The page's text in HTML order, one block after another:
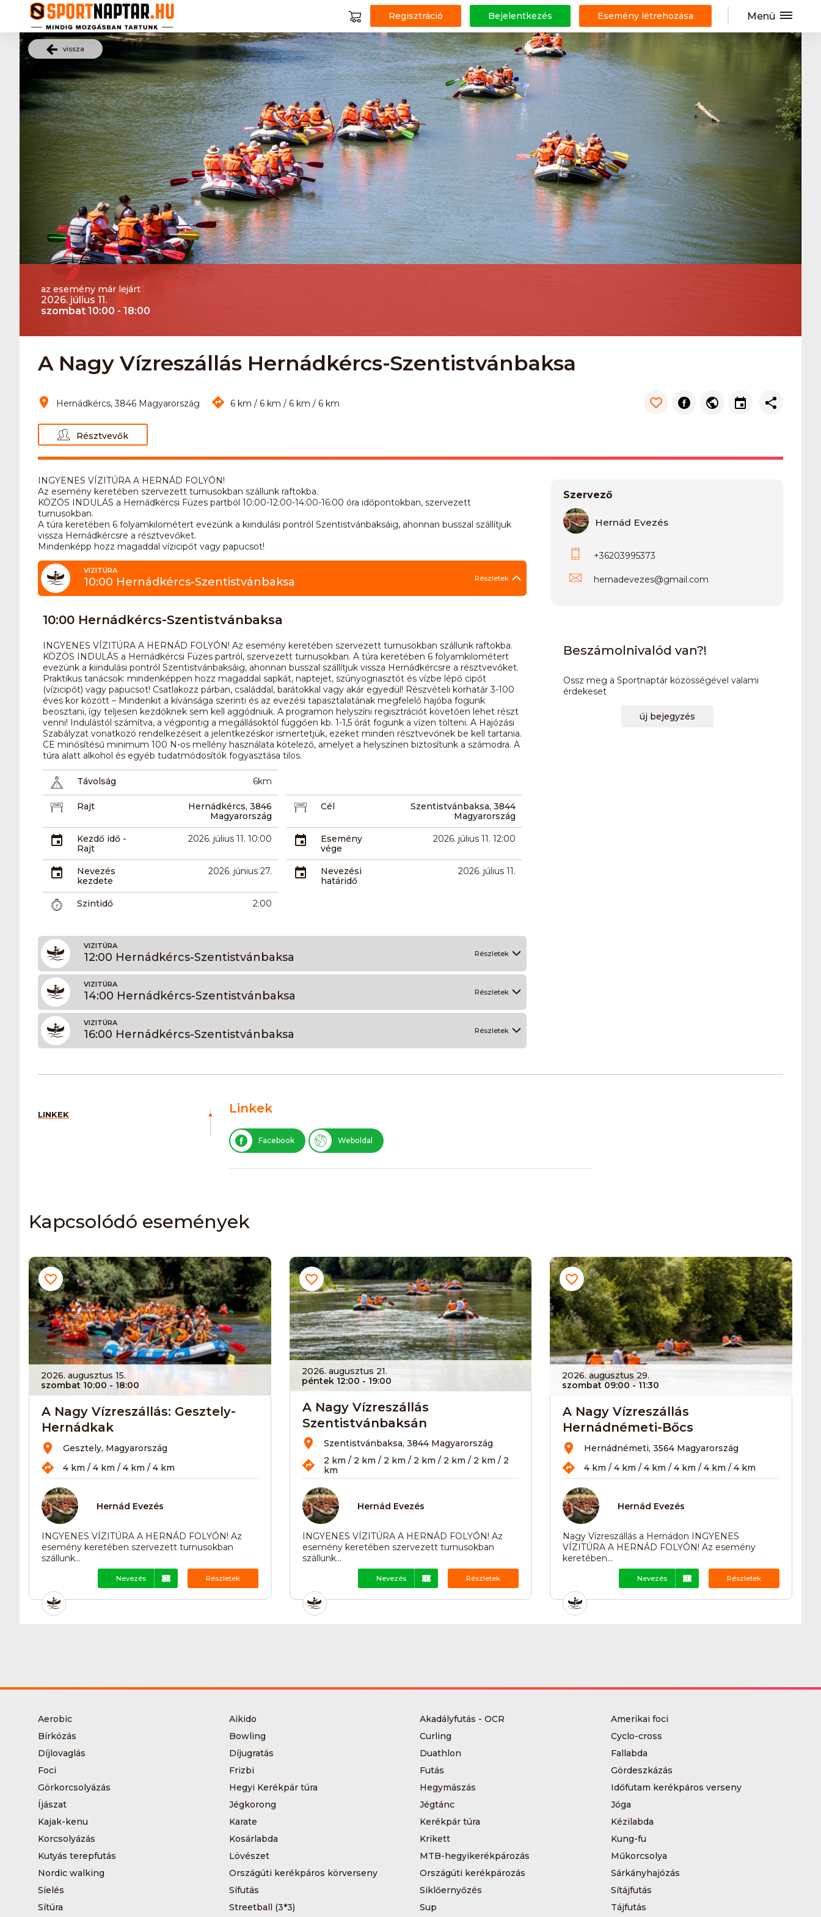
Regisztráció Bejelentkezés Esemény létrehozása Menü
vissza
az esemény már lejárt
2026. július 11.
szombat 10:00 - 18:00
A Nagy Vízreszállás Hernádkércs-Szentistvánbaksa
Hernádkércs, 3846 Magyarország 6 km / 6 km / 6 km / 6 km
Résztvevők
INGYENES VÍZITÚRA A HERNÁD FOLYÓN!
Az esemény keretében szervezett turnusokban szállunk raftokba.
KÖZÖS INDULÁS a Hernádkércsi Füzes partból 10:00-12:00-14:00-16:00 óra időpontokban, szervezett
turnusokban.
A túra keretében 6 folyamkilométert evezünk a kiindulási pontról Szentistvánbaksáig, ahonnan busszal szállítjuk
vissza Hernádkércsre a résztvevőket.
Mindenképp hozz magaddal vízicipőt vagy papucsot!
VIZITÚRA
10:00 Hernádkércs-Szentistvánbaksa Részletek
10:00 Hernádkércs-Szentistvánbaksa
INGYENES VÍZITÚRA A HERNÁD FOLYÓN! Az esemény keretében szervezett turnusokban szállunk raftokba.
KÖZÖS INDULÁS a Hernádkércsi Füzes partról, szervezett turnusokban. A túra keretében 6 folyamkilométert
evezünk a kiindulási pontról Szentistvánbaksáig, ahonnan busszal szállítjuk vissza Hernádkércsre a résztvevőket.
Praktikus tanácsok: mindenképpen hozz magaddal sapkát, naptejet, szúnyogriasztót és vízbe lépő cipőt
(vízicipőt) vagy papucsot! Csatlakozz párban, családdal, barátokkal vagy akár egyedül! Részvételi korhatár 3-100
éves kor között – Mindenkit a kívánsága szerinti és az evezési tapasztalatának megfelelő hajóba fogunk
beosztani, így teljesen kezdőknek sem kell aggódniuk. A programon helyszíni regisztrációt követően lehet részt
venni! Indulástól számítva, a végpontig a megállásoktól függően kb. 1-1,5 órát fogunk a vízen tölteni. A Hajózási
Szabályzat vonatkozó rendelkezéseit a jelentkezéskor ismertetjük, ezeket minden résztvevőnek be kell tartania.
CE minősítésű minimum 100 N-os mellény használata kötelező, amelyet a helyszínen biztosítunk a számodra. A
túra alatt alkohol és egyéb tudatmódosítók fogyasztása tilos.
Távolság 6km
Rajt
Hernádkércs, 3846
Magyarország
Cél
Szentistvánbaksa, 3844
Magyarország
Kezdő idő -
Rajt
2026. július 11. 10:00
Esemény
vége
2026. július 11. 12:00
Nevezés
kezdete
2026. június 27.
Nevezési
határidő
2026. július 11.
Szintidő 2:00
VIZITÚRA
12:00 Hernádkércs-Szentistvánbaksa Részletek
VIZITÚRA
14:00 Hernádkércs-Szentistvánbaksa Részletek
VIZITÚRA
16:00 Hernádkércs-Szentistvánbaksa Részletek
Szervező
Hernád Evezés
+36203995373
hernadevezes@gmail.com
Beszámolnivalód van?!
Ossz meg a Sportnaptár közösségével valami
érdekeset
új bejegyzés
LINKEK Linkek
Facebook Weboldal
Kapcsolódó események
2026. augusztus 15.
szombat 10:00 - 18:00
A Nagy Vízreszállás: Gesztely-
Hernádkak
Gesztely, Magyarország
4 km / 4 km / 4 km / 4 km
Hernád Evezés
INGYENES VÍZITÚRA A HERNÁD FOLYÓN! Az
esemény keretében szervezett turnusokban
szállunk...
Nevezés Részletek
2026. augusztus 21.
péntek 12:00 - 19:00
A Nagy Vízreszállás
Szentistvánbaksán
Szentistvánbaksa, 3844 Magyarország
2 km / 2 km / 2 km / 2 km / 2 km / 2 km / 2
km
Hernád Evezés
INGYENES VÍZITÚRA A HERNÁD FOLYÓN! Az
esemény keretében szervezett turnusokban
szállunk...
Nevezés Részletek
2026. augusztus 29.
szombat 09:00 - 11:30
A Nagy Vízreszállás
Hernádnémeti-Bőcs
Hernádnémeti, 3564 Magyarország
4 km / 4 km / 4 km / 4 km / 4 km / 4 km
Hernád Evezés
Nagy Vízreszállás a Hernádon INGYENES
VÍZITÚRA A HERNÁD FOLYÓN! Az esemény
keretében...
Nevezés Részletek
Aerobic Aikido Akadályfutás - OCR
Amerikai foci
Bírkózás
Bowling Curling
Cyclo-cross
Díjlovaglás
Díjugratás Duathlon
Fallabda
Foci
Frizbi Futás
Gördeszkázás
Görkorcsolyázás
Hegyi Kerékpár túra Hegymászás
Időfutam kerékpáros verseny
Íjászat
Jégkorong Jégtánc
Jóga
Kajak-kenu
Karate Kerékpár túra
Kézilabda
Korcsolyázás
Kosárlabda Krikett
Kung-fu
Kutyás terepfutás
Lövészet MTB-hegyikerékpározás
Műkorcsolya
Nordic walking
Országúti kerékpáros körverseny Országúti kerékpározás
Sárkányhajózás
Síelés
Sífutás Siklőernyőzés
Sítájfutás
Sítúra
Streetball (3*3) Sup Tájfutás